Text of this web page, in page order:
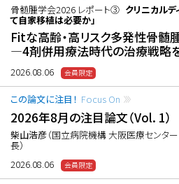
骨髄腫学会2026 レポート③ クリニカル
て自家移植は必要か」
Fitな高齢・高リスク多発性骨髄
―4剤併用療法時代の治療戦略
2026.08.06
この論文に注目！ Focus On
2026年8月の注目論文（Vol. 1）
柴山浩彦（国立病院機構 大阪医療センタ
長）
2026.08.06